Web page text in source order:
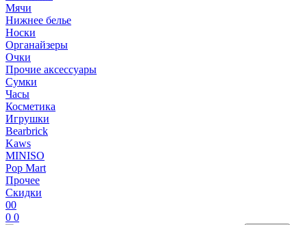
Мячи
Нижнее белье
Носки
Органайзеры
Очки
Прочие аксессуары
Сумки
Часы
Косметика
Игрушки
Bearbrick
Kaws
MINISO
Pop Mart
Прочее
Скидки
00
0 0